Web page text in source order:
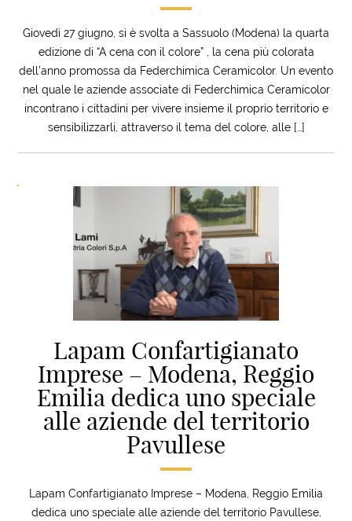
Giovedì 27 giugno, si è svolta a Sassuolo (Modena) la quarta
edizione di “A cena con il colore” , la cena più colorata
dell’anno promossa da Federchimica Ceramicolor. Un evento
nel quale le aziende associate di Federchimica Ceramicolor
incontrano i cittadini per vivere insieme il proprio territorio e
sensibilizzarli, attraverso il tema del colore, alle […]
Lapam Confartigianato
Imprese – Modena, Reggio
Emilia dedica uno speciale
alle aziende del territorio
Pavullese
Lapam Confartigianato Imprese – Modena, Reggio Emilia
dedica uno speciale alle aziende del territorio Pavullese,